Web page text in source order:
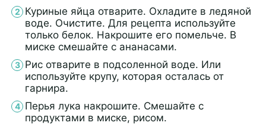
Куриные яйца отварите. Охладите в ледяной
воде. Очистите. Для рецепта используйте
только белок. Накрошите его помельче. В
миске смешайте с ананасами.
Рис отварите в подсоленной воде. Или
используйте крупу, которая осталась от
гарнира.
Перья лука накрошите. Смешайте с
продуктами в миске, рисом.